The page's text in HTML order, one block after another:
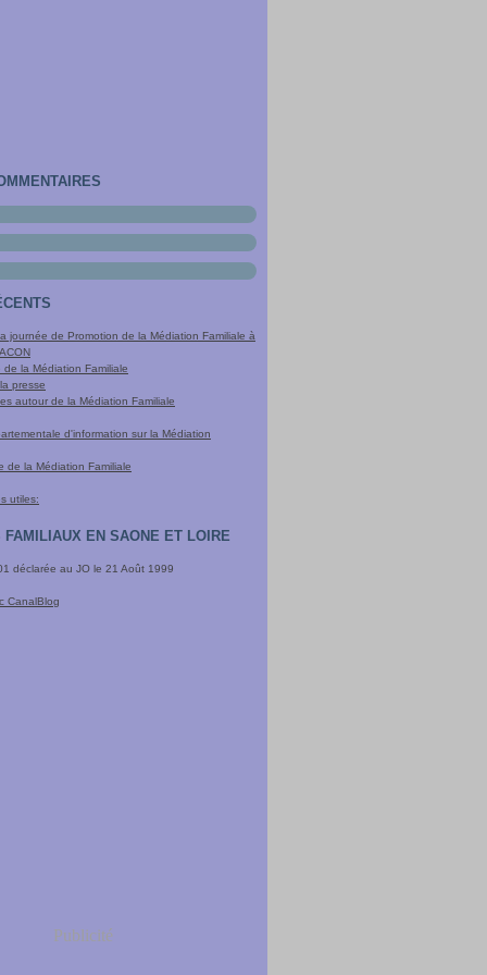
journée de Promotion de la Médiation Familiale à
la Médiation Familiale
presse
autour de la Médiation Familiale
d'information sur la Médiation
de la Médiation Familiale
utiles:
FAMILIAUX EN SAONE ET LOIRE
déclarée au JO le 21 Août 1999
CanalBlog
Publicité